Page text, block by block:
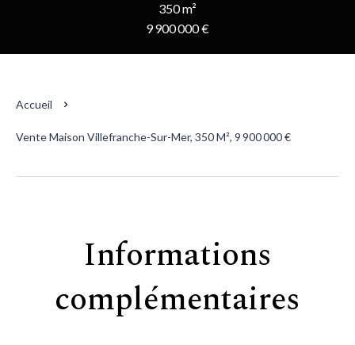
350 m²
9 900 000 €
Accueil
Vente Maison Villefranche-Sur-Mer, 350 M², 9 900 000 €
Informations
complémentaires